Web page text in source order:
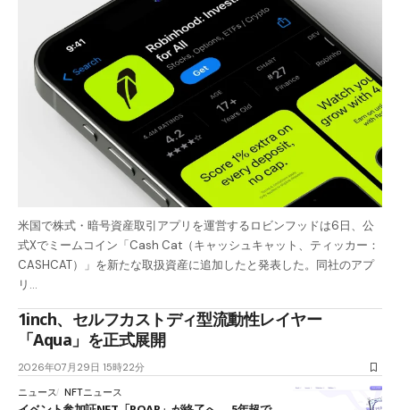
米国で株式・暗号資産取引アプリを運営するロビンフッドは6日、公
式Xでミームコイン「Cash Cat（キャッシュキャット、ティッカー：
CASHCAT）」を新たな取扱資産に追加したと発表した。同社のアプ
リ…
1inch、セルフカストディ型流動性レイヤー
「Aqua」を正式展開
2026年07月29日 15時22分
ニュース NFTニュース